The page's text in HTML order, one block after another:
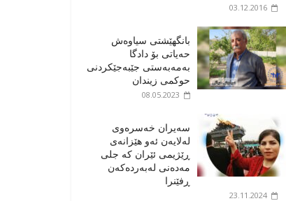
03.12.2016
بانگهێشتی سیاوەش
حەیاتی بۆ دادگا
بەمەبەستی جێبەجێکردنی
حوکمی زیندان
08.05.2023
سەیران خەسرەوی
لەلایەن ئەو هێزانەی
ڕێژیمی ئێران کە جلی
مەدەنی لەبەردەکەن
ڕفێنرا
23.11.2024